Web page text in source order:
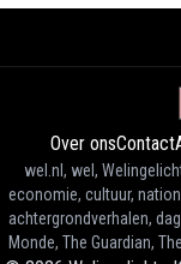
Over onsContact
wel.nl, wel,
economie, cultuur,
achtergrondverhalen,
Monde, The Guardian,